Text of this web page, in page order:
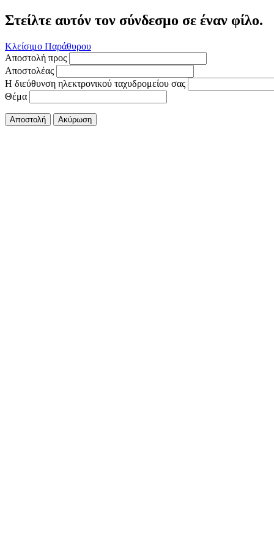
Στείλτε αυτόν τον σύνδεσμο σε έναν φίλο.
Κλείσιμο Παράθυρου
Αποστολή προς
Αποστολέας
Η διεύθυνση ηλεκτρονικού ταχυδρομείου σας
Θέμα
Αποστολή Ακύρωση